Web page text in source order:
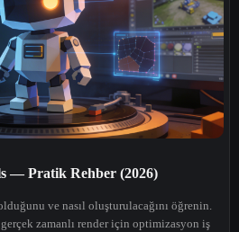
— Pratik Rehber (2026)
ve nasıl oluşturulacağını öğrenin.
zamanlı render için optimizasyon iş